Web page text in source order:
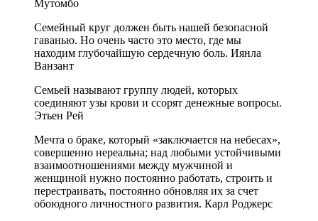
Мутомбо
Семейный круг должен быть нашей безопасной
гаванью. Но очень часто это место, где мы
находим глубочайшую сердечную боль. Иянла
Ванзант
Семьей называют группу людей, которых
соединяют узы крови и ссорят денежные вопросы.
Этьен Рей
Мечта о браке, который «заключается на небесах»,
совершенно нереальна; над любыми устойчивыми
взаимоотношениями между мужчиной и
женщиной нужно постоянно работать, строить и
перестраивать, постоянно обновляя их за счет
обоюдного личностного развития. Карл Роджерс